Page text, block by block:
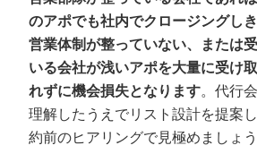
のアポでも社内でクロージングし
営業体制が整っていない、または
いる会社が浅いアポを大量に受け
れずに機会損失となります。代行
理解したうえでリスト設計を提案
約前のヒアリングで見極めましょう